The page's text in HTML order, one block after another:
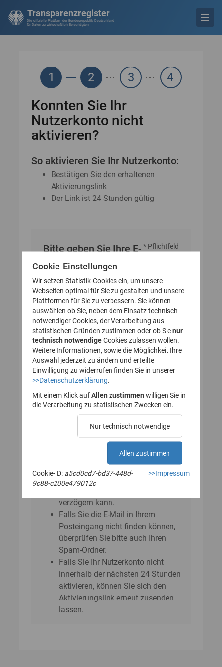
Transparenzregister
Die offizielle Plattform der Bundesrepublik Deutschland
für Daten zu wirtschaftlich Berechtigten
1 2 3 4
Konnten Sie Ihr
Nutzerkonto nicht
aktivieren?
So aktivieren Sie Ihr Nutzerkonto:
Bestätigen Sie den erhaltenen
Aktivierungslink
Der Link ist 24 Stunden gültig
* Pflichtfeld
Bitte geben Sie Ihre E-
Mail-Adresse an
E-Mail-Adresse
Probleme beim Empfang der
Bitte beachten Sie, dass sich der
Versand der E-Mail um einige
verzögern kann.
Falls Sie die E-Mail in Ihrem
Posteingang nicht finden können,
überprüfen Sie bitte auch Ihren
Spam-Ordner.
Falls Sie Ihr Nutzerkonto nicht
innerhalb der nächsten 24 Stunden
aktivieren, können Sie sich den
Aktivierungslink erneut zusenden
lassen.
Cookie-Einstellungen
Wir setzen Statistik-Cookies ein, um unsere
Webseiten optimal für Sie zu gestalten und unsere
Plattformen für Sie zu verbessern. Sie können
auswählen ob Sie, neben dem Einsatz technisch
notwendiger Cookies, der Verarbeitung aus
statistischen Gründen zustimmen oder ob Sienur
technisch notwendigeCookies zulassen wollen.
Weitere Informationen, sowie die Möglichkeit Ihre
Auswahl jederzeit zu ändern und erteilte
Einwilligung zu widerrufen finden Sie in unserer
>>Datenschutzerklärung.
Mit einem Klick aufAllen zustimmen willigen Sie in
die Verarbeitung zu statistischen Zwecken ein.
Nur technisch notwendige
Allen zustimmen
Cookie-ID: a5cd0cd7-bd37-448d-
9c88-c200e479012c
>>Impressum